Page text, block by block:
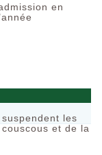
en
les
et de la